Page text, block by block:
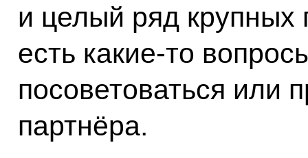
и целый ряд крупных
есть какие‑то
посоветоваться или
партнёра.